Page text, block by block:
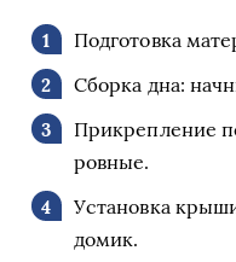
Подготовка
Сборка дна:
Прикрепление
ровные.
Установка
домик.